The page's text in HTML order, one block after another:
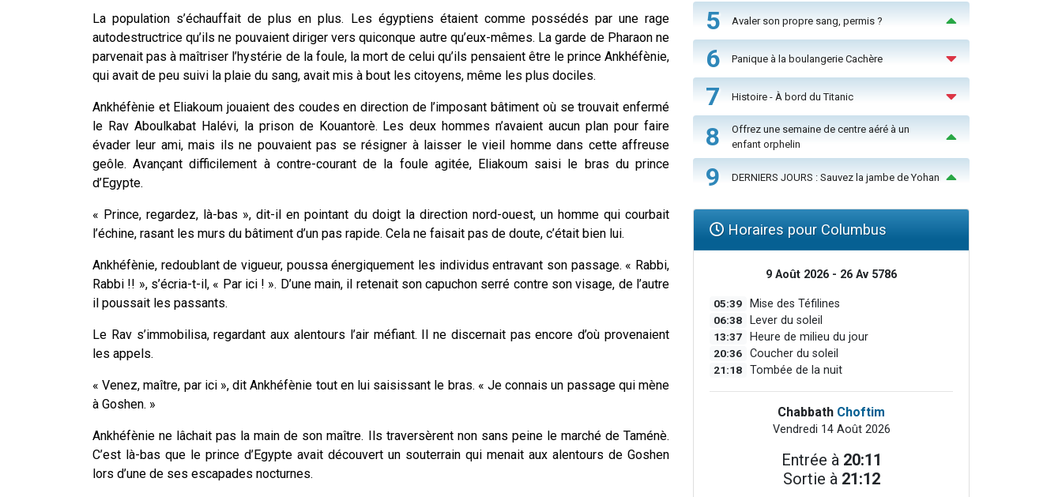
La population s’échauffait de plus en plus. Les égyptiens étaient comme possédés par une rage
autodestructrice qu’ils ne pouvaient diriger vers quiconque autre qu’eux-mêmes. La garde de Pharaon ne
parvenait pas à maîtriser l’hystérie de la foule, la mort de celui qu’ils pensaient être le prince Ankhéfènie,
qui avait de peu suivi la plaie du sang, avait mis à bout les citoyens, même les plus dociles.
Ankhéfènie et Eliakoum jouaient des coudes en direction de l’imposant bâtiment où se trouvait enfermé
le Rav Aboulkabat Halévi, la prison de Kouantorè. Les deux hommes n’avaient aucun plan pour faire
évader leur ami, mais ils ne pouvaient pas se résigner à laisser le vieil homme dans cette affreuse
geôle. Avançant difficilement à contre-courant de la foule agitée, Eliakoum saisi le bras du prince
d’Egypte.
« Prince, regardez, là-bas », dit-il en pointant du doigt la direction nord-ouest, un homme qui courbait
l’échine, rasant les murs du bâtiment d’un pas rapide. Cela ne faisait pas de doute, c’était bien lui.
Ankhéfènie, redoublant de vigueur, poussa énergiquement les individus entravant son passage. « Rabbi,
Rabbi !! », s’écria-t-il, « Par ici ! ». D’une main, il retenait son capuchon serré contre son visage, de l’autre
il poussait les passants.
Le Rav s’immobilisa, regardant aux alentours l’air méfiant. Il ne discernait pas encore d’où provenaient
les appels.
« Venez, maître, par ici », dit Ankhéfènie tout en lui saisissant le bras. « Je connais un passage qui mène
à Goshen. »
Ankhéfènie ne lâchait pas la main de son maître. Ils traversèrent non sans peine le marché de Taménè.
C’est là-bas que le prince d’Egypte avait découvert un souterrain qui menait aux alentours de Goshen
lors d’une de ses escapades nocturnes.
5 Avaler son propre sang, permis ?
6 Panique à la boulangerie Cachère
7 Histoire - À bord du Titanic
8
Offrez une semaine de centre aéré à un
enfant orphelin
9 DERNIERS JOURS : Sauvez la jambe de Yohan
Horaires pour Columbus
9 Août 2026 - 26 Av 5786
05:39 Mise des Téfilines
06:38 Lever du soleil
13:37 Heure de milieu du jour
20:36 Coucher du soleil
21:18 Tombée de la nuit
Chabbath Choftim
Vendredi 14 Août 2026
Entrée à 20:11
Sortie à 21:12